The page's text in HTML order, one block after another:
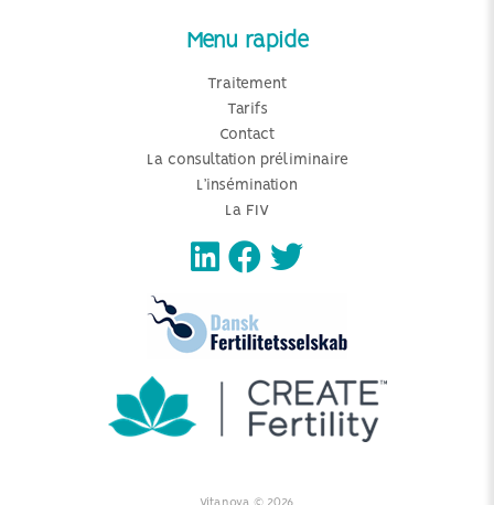
Menu rapide
Traitement
Tarifs
Contact
La consultation préliminaire
L’insémination
La FIV